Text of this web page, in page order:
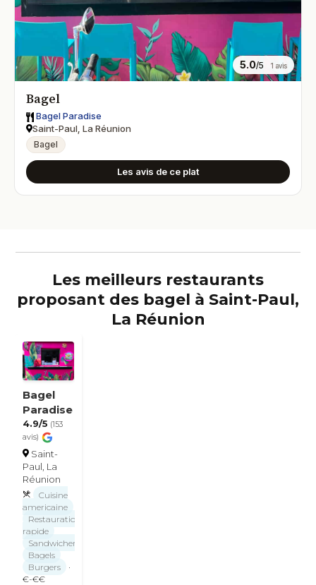
5.0/5 1 avis
Bagel
Bagel Paradise
Saint-Paul, La Réunion
Bagel
Les avis de ce plat
Les meilleurs restaurants
proposant des bagel à Saint-Paul,
La Réunion
Bagel
Paradise
4.9/5 (153
avis)
Saint-
Paul, La
Réunion
Cuisine
americaine
Restauration
rapide
Sandwicherie
Bagels
Burgers
·
€-€€